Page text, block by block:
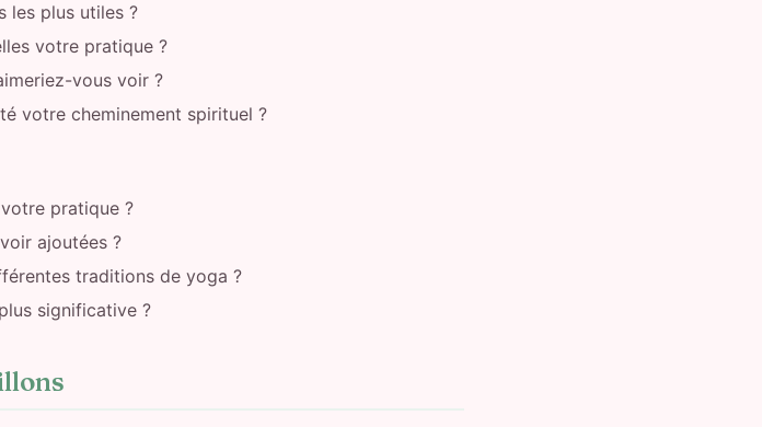
les plus utiles ?
votre pratique ?
vous voir ?
votre cheminement spirituel ?
pratique ?
ajoutées ?
traditions de yoga ?
significative ?